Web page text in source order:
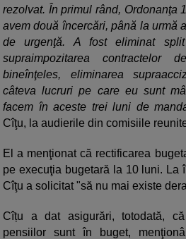
rezolvat. În primul rând, Ordonanţa
avem două încercări, până la urmă
de urgenţă. A fost eliminat
supraimpozitarea contractelor
bineînţeles, eliminarea
câteva lucruri pe care eu sunt
facem în aceste trei luni de
Cîţu, la audierile din comisiile
El a menţionat că rectificarea
pe execuţia bugetară la 10 luni. La
Cîţu a solicitat "să nu mai existe
Cîțu a dat asigurări, totodată,
pensiilor sunt în buget,